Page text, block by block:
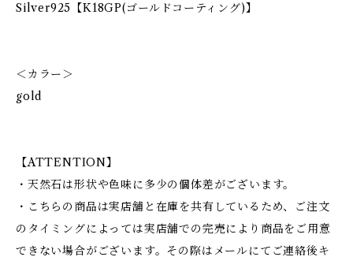
Silver925【K18GP(ゴールドコーティング)】
＜カラー＞
gold
【ATTENTION】
・天然石は形状や色味に多少の個体差がございます。
・こちらの商品は実店舗と在庫を共有しているため、ご注文
のタイミングによっては実店舗での完売により商品をご用意
できない場合がございます。その際はメールにてご連絡後キ